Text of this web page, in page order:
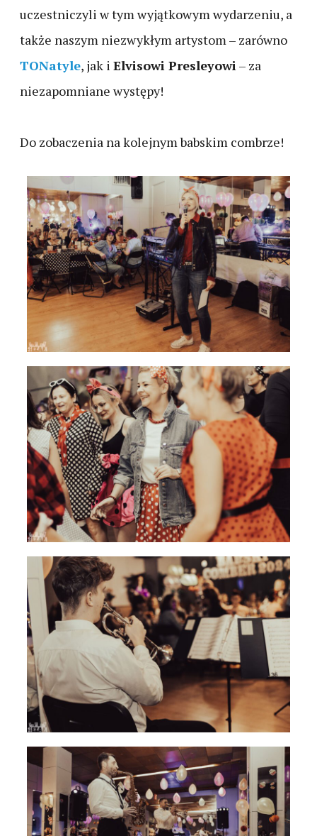
uczestniczyli w tym wyjątkowym wydarzeniu, a
także naszym niezwykłym artystom – zarówno
TONatyle, jak i Elvisowi Presleyowi– za
niezapomniane występy!
Do zobaczenia na kolejnym babskim combrze!